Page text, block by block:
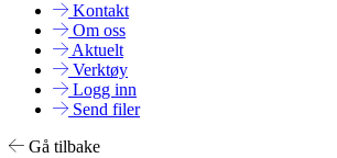
Kontakt
Om oss
Aktuelt
Verktøy
Logg inn
Send filer
Gå tilbake